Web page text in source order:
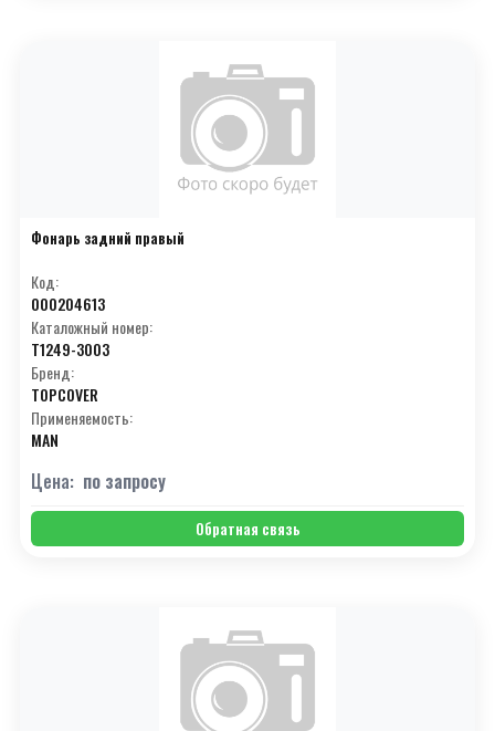
Фонарь задний правый
Код:
000204613
Каталожный номер:
T1249-3003
Бренд:
TOPCOVER
Применяемость:
MAN
Цена: по запросу
Обратная связь